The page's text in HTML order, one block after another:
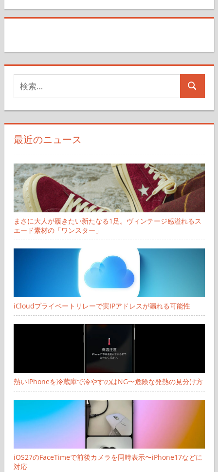
索
対
象:
検
最近のニュース
まさに大人が履きたい新たなる1足。ヴィンテージ感溢れるス
エード素材の「ワンスター」
iCloudプライベートリレーで実IPアドレスが漏れる可能性
熱いiPhoneを冷蔵庫で冷やすのはNG〜危険な発熱の見分け方
iOS27のFaceTimeで前後カメラを同時表示〜iPhone17などに
対応